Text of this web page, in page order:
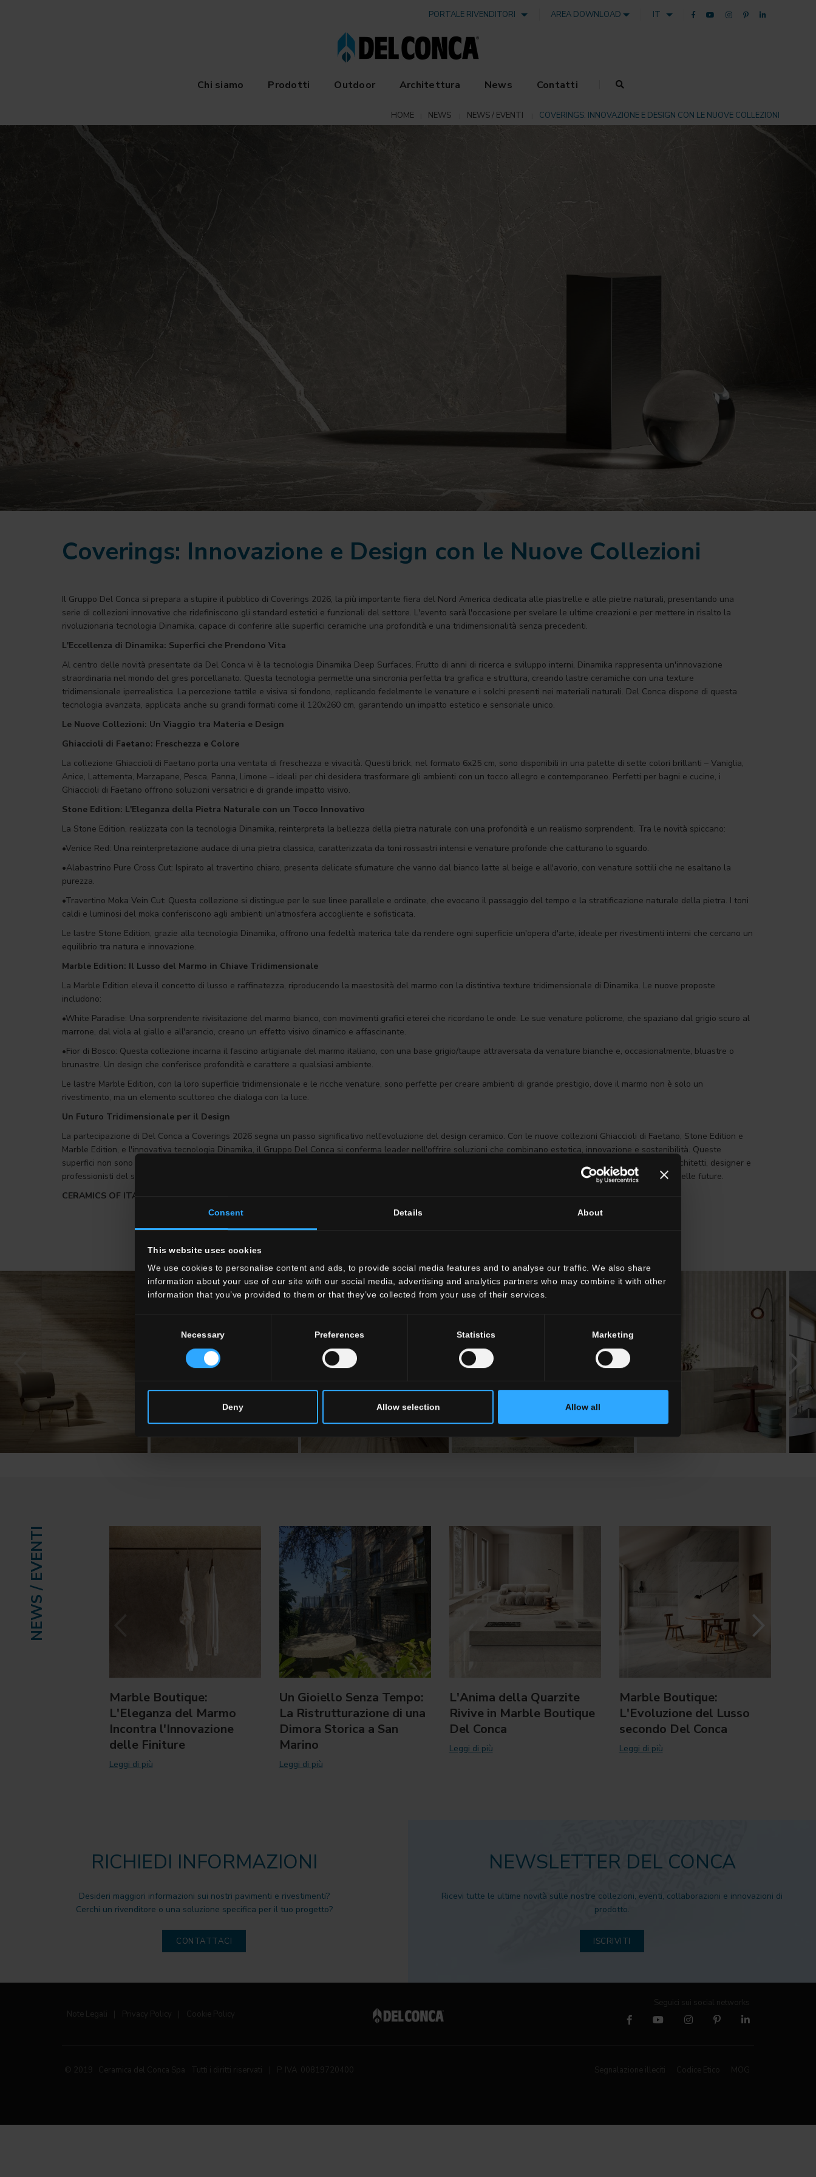
Consent Details About
This website uses cookies
We use cookies to personalise content and ads, to provide social media features and to analyse our traffic. We also share
information about your use of our site with our social media, advertising and analytics partners who may combine it with other
information that you’ve provided to them or that they’ve collected from your use of their services.
Necessary Preferences Statistics Marketing
Deny Allow selection Allow all
PORTALE RIVENDITORI AREA DOWNLOAD IT
Chi siamo Prodotti Outdoor Architettura News Contatti
HOME NEWS NEWS / EVENTI COVERINGS: INNOVAZIONE E DESIGN CON LE NUOVE COLLEZIONI
Coverings: Innovazione e Design con le Nuove Collezioni
Il Gruppo Del Conca si prepara a stupire il pubblico di Coverings 2026, la più importante fiera del Nord America dedicata alle piastrelle e alle pietre naturali, presentando una
serie di collezioni innovative che ridefiniscono gli standard estetici e funzionali del settore. L'evento sarà l'occasione per svelare le ultime creazioni e per mettere in risalto la
rivoluzionaria tecnologia Dinamika, capace di conferire alle superfici ceramiche una profondità e una tridimensionalità senza precedenti.
L'Eccellenza di Dinamika: Superfici che Prendono Vita
Al centro delle novità presentate da Del Conca vi è la tecnologia Dinamika Deep Surfaces. Frutto di anni di ricerca e sviluppo interni, Dinamika rappresenta un'innovazione
straordinaria nel mondo del gres porcellanato. Questa tecnologia permette una sincronia perfetta tra grafica e struttura, creando lastre ceramiche con una texture
tridimensionale iperrealistica. La percezione tattile e visiva si fondono, replicando fedelmente le venature e i solchi presenti nei materiali naturali. Del Conca dispone di questa
tecnologia avanzata, applicata anche su grandi formati come il 120x260 cm, garantendo un impatto estetico e sensoriale unico.
Le Nuove Collezioni: Un Viaggio tra Materia e Design
Ghiaccioli di Faetano: Freschezza e Colore
La collezione Ghiaccioli di Faetano porta una ventata di freschezza e vivacità. Questi brick, nel formato 6x25 cm, sono disponibili in una palette di sette colori brillanti – Vaniglia,
Anice, Lattementa, Marzapane, Pesca, Panna, Limone – ideali per chi desidera trasformare gli ambienti con un tocco allegro e contemporaneo. Perfetti per bagni e cucine, i
Ghiaccioli di Faetano offrono soluzioni versatrici e di grande impatto visivo.
Stone Edition: L'Eleganza della Pietra Naturale con un Tocco Innovativo
La Stone Edition, realizzata con la tecnologia Dinamika, reinterpreta la bellezza della pietra naturale con una profondità e un realismo sorprendenti. Tra le novità spiccano:
•Venice Red: Una reinterpretazione audace di una pietra classica, caratterizzata da toni rossastri intensi e venature profonde che catturano lo sguardo.
•Alabastrino Pure Cross Cut: Ispirato al travertino chiaro, presenta delicate sfumature che vanno dal bianco latte al beige e all'avorio, con venature sottili che ne esaltano la
purezza.
•Travertino Moka Vein Cut: Questa collezione si distingue per le sue linee parallele e ordinate, che evocano il passaggio del tempo e la stratificazione naturale della pietra. I toni
caldi e luminosi del moka conferiscono agli ambienti un'atmosfera accogliente e sofisticata.
Le lastre Stone Edition, grazie alla tecnologia Dinamika, offrono una fedeltà materica tale da rendere ogni superficie un'opera d'arte, ideale per rivestimenti interni che cercano un
equilibrio tra natura e innovazione.
Marble Edition: Il Lusso del Marmo in Chiave Tridimensionale
La Marble Edition eleva il concetto di lusso e raffinatezza, riproducendo la maestosità del marmo con la distintiva texture tridimensionale di Dinamika. Le nuove proposte
includono:
•White Paradise: Una sorprendente rivisitazione del marmo bianco, con movimenti grafici eterei che ricordano le onde. Le sue venature policrome, che spaziano dal grigio scuro al
marrone, dal viola al giallo e all'arancio, creano un effetto visivo dinamico e affascinante.
•Fior di Bosco: Questa collezione incarna il fascino artigianale del marmo italiano, con una base grigio/taupe attraversata da venature bianche e, occasionalmente, bluastre o
brunastre. Un design che conferisce profondità e carattere a qualsiasi ambiente.
Le lastre Marble Edition, con la loro superficie tridimensionale e le ricche venature, sono perfette per creare ambienti di grande prestigio, dove il marmo non è solo un
rivestimento, ma un elemento scultoreo che dialoga con la luce.
Un Futuro Tridimensionale per il Design
La partecipazione di Del Conca a Coverings 2026 segna un passo significativo nell'evoluzione del design ceramico. Con le nuove collezioni Ghiaccioli di Faetano, Stone Edition e
Marble Edition, e l'innovativa tecnologia Dinamika, il Gruppo Del Conca si conferma leader nell'offrire soluzioni che combinano estetica, innovazione e sostenibilità. Queste
superfici non sono semplici rivestimenti, ma elementi che creano un'esperienza sensoriale completa, trasformando gli spazi in ambienti unici e personalizzati. Architetti, designer e
professionisti del settore troveranno in queste proposte l'ispirazione per progetti all'avanguardia, capaci di interpretare le tendenze più attuali e di anticipare quelle future.
CERAMICS OF ITALY HALL 1614 - BIGLIETTO GRATUITO
NEWS / EVENTI
Marble Boutique:
L'Eleganza del Marmo
Incontra l'Innovazione
delle Finiture
Leggi di più
Un Gioiello Senza Tempo:
La Ristrutturazione di una
Dimora Storica a San
Marino
Leggi di più
L'Anima della Quarzite
Rivive in Marble Boutique
Del Conca
Leggi di più
Marble Boutique:
L'Evoluzione del Lusso
secondo Del Conca
Leggi di più
RICHIEDI INFORMAZIONI
Desideri maggiori informazioni sui nostri pavimenti e rivestimenti?
Cerchi un rivenditore o una soluzione specifica per il tuo progetto?
CONTATTACI
NEWSLETTER DEL CONCA
Ricevi tutte le ultime novità sulle nostre collezioni, eventi, collaborazioni e innovazioni di
prodotto.
ISCRIVITI
Note Legali Privacy Policy Cookie Policy
Seguici sui social networks
© 2019 Ceramica del Conca Spa Tutti i diritti riservati P. IVA 00819720400 Segnalazione illeciti Codice Etico MOG